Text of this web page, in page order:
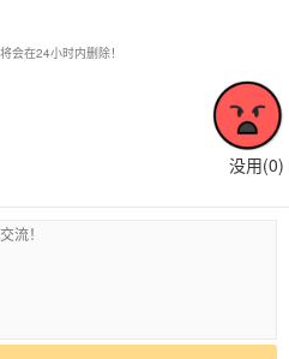
会在24小时内删除！
没用(0)